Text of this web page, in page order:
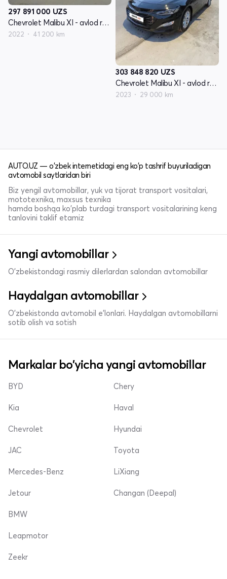
297 891 000 UZS
Chevrolet Malibu XI - avlod restyling
2022 41 200 km
303 848 820 UZS
Chevrolet Malibu XI - avlod restyling
2023 29 000 km
AUTO.UZ — o'zbek internetidagi eng ko'p tashrif buyuriladigan
avtomobil saytlaridan biri
Biz yengil avtomobillar, yuk va tijorat transport vositalari,
mototexnika, maxsus texnika
hamda boshqa ko'plab turdagi transport vositalarining keng
tanlovini taklif etamiz
Yangi avtomobillar
O'zbekistondagi rasmiy dilerlardan salondan avtomobillar
Haydalgan avtomobillar
O'zbekistonda avtomobil e’lonlari. Haydalgan avtomobillarni
sotib olish va sotish
Markalar bo'yicha yangi avtomobillar
BYD
Kia
Chevrolet
Chery
Haval
Hyundai
JAC
Mercedes-Benz
Jetour
Toyota
LiXiang
Changan (Deepal)
BMW
Leapmotor
Zeekr